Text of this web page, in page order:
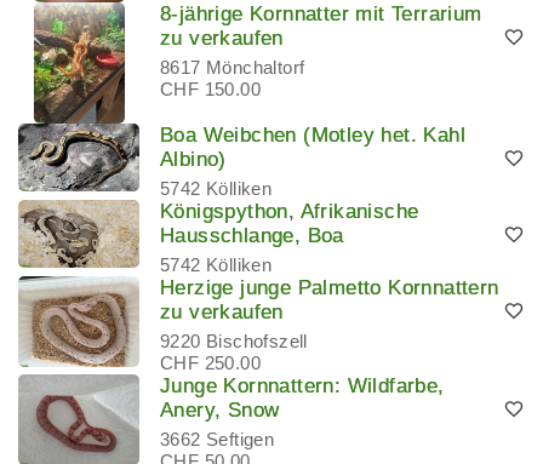
8-jährige Kornnatter mit Terrarium
zu verkaufen
8617 Mönchaltorf
CHF 150.00
Boa Weibchen (Motley het. Kahl
Albino)
5742 Kölliken
Königspython, Afrikanische
Hausschlange, Boa
5742 Kölliken
Herzige junge Palmetto Kornnattern
zu verkaufen
9220 Bischofszell
CHF 250.00
Junge Kornnattern: Wildfarbe,
Anery, Snow
3662 Seftigen